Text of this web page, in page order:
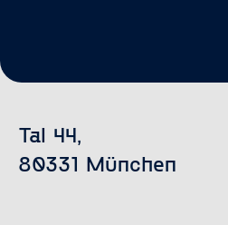
Tal 44,
80331 München